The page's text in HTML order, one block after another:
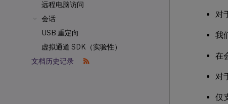
远程电脑访问
会话
USB 重定向
虚拟通道 SDK（实验性）
文档历史记录
对
我
在
对
仅